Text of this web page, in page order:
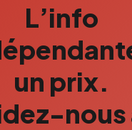
L’info
un prix.
nous